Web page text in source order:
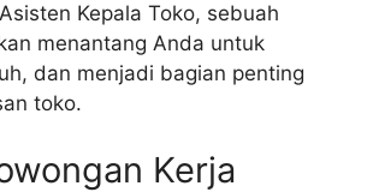
Kepala Toko, sebuah
menantang Anda untuk
dan menjadi bagian penting
toko.
Kerja